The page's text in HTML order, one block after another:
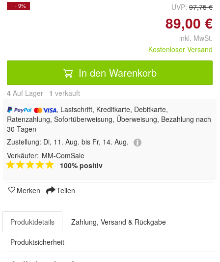
- 9% UVP: 97,75 €
89,00 €
inkl. MwSt.
Kostenloser Versand
In den Warenkorb
4 Auf Lager 1 verkauft
, Lastschrift, Kreditkarte, Debitkarte,
Ratenzahlung, Sofortüberweisung, Überweisung, Bezahlung nach
30 Tagen
Zustellung: Di, 11. Aug. bis Fr, 14. Aug.
Verkäufer: MM-ComSale
100% positiv
Merken Teilen
Produktdetails Zahlung, Versand & Rückgabe
Produktsicherheit